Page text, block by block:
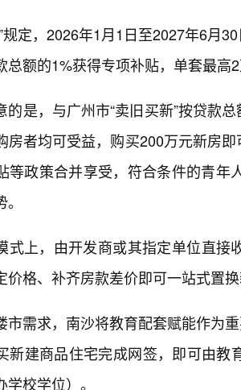
规定，2026年1月1日至2027年6月
总额的1%获得专项补贴，单套最
的是，与广州市“卖旧买新”按贷款
房者均可受益，购买200万元新房
等政策合并享受，符合条件的青
式上，由开发商或其指定单位直
价格、补齐房款差价即可一站式置
市需求，南沙将教育配套赋能作为
新建商品住宅完成网签，即可由
校学位）。